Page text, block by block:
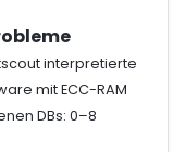
interpretierte
mit ECC-RAM
DBs: 0–8